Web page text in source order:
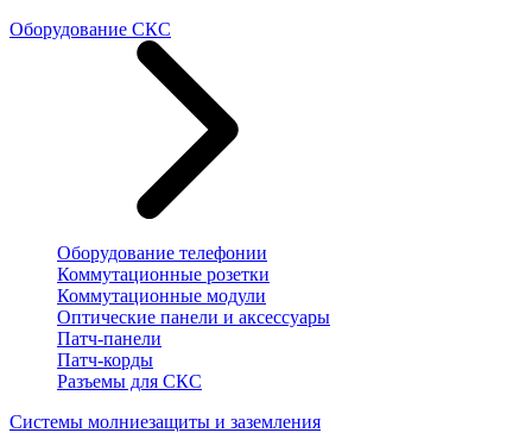
Оборудование СКС
Оборудование телефонии
Коммутационные розетки
Коммутационные модули
Оптические панели и аксессуары
Патч-панели
Патч-корды
Разъемы для СКС
Системы молниезащиты и заземления